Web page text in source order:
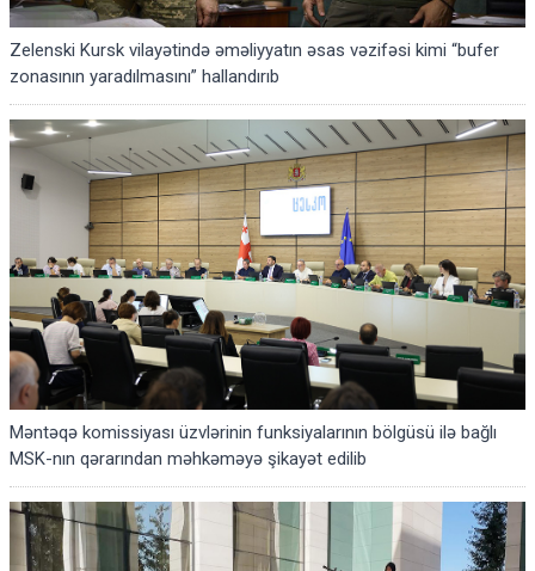
Zelenski Kursk vilayətində əməliyyatın əsas vəzifəsi kimi “bufer
zonasının yaradılmasını” hallandırıb
Məntəqə komissiyası üzvlərinin funksiyalarının bölgüsü ilə bağlı
MSK-nın qərarından məhkəməyə şikayət edilib